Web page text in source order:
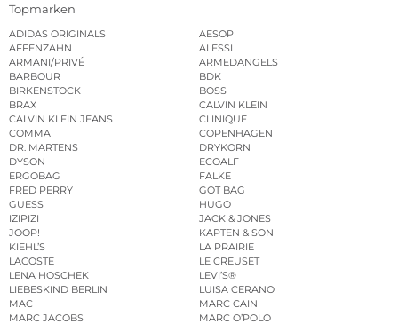
Topmarken
ADIDAS ORIGINALS
AESOP
AFFENZAHN
ALESSI
ARMANI/PRIVÉ
ARMEDANGELS
BARBOUR
BDK
BIRKENSTOCK
BOSS
BRAX
CALVIN KLEIN
CALVIN KLEIN JEANS
CLINIQUE
COMMA
COPENHAGEN
DR. MARTENS
DRYKORN
DYSON
ECOALF
ERGOBAG
FALKE
FRED PERRY
GOT BAG
GUESS
HUGO
IZIPIZI
JACK & JONES
JOOP!
KAPTEN & SON
KIEHL’S
LA PRAIRIE
LACOSTE
LE CREUSET
LENA HOSCHEK
LEVI’S®
LIEBESKIND BERLIN
LUISA CERANO
MAC
MARC CAIN
MARC JACOBS
MARC O’POLO